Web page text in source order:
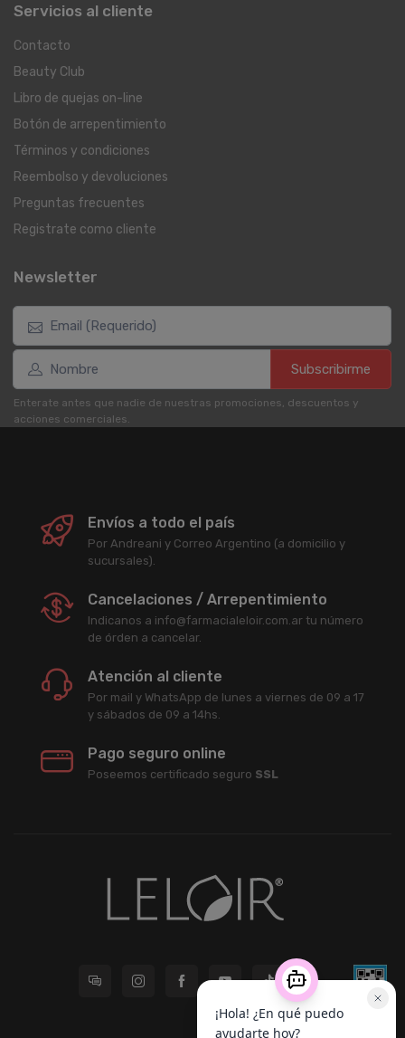
Servicios al cliente
Contacto
Beauty Club
Libro de quejas on-line
Botón de arrepentimiento
Términos y condiciones
Reembolso y devoluciones
Preguntas frecuentes
Registrate como cliente
Newsletter
Subscribirme
Enterate antes que nadie de nuestras promociones, descuentos y
acciones comerciales.
Envíos a todo el país
Por Andreani y Correo Argentino (a domicilio y
sucursales).
Cancelaciones / Arrepentimiento
Indicanos a info@farmacialeloir.com.ar tu número
de órden a cancelar.
Atención al cliente
Por mail y WhatsApp de lunes a viernes de 09 a 17
y sábados de 09 a 14hs.
Pago seguro online
Poseemos certificado seguro SSL